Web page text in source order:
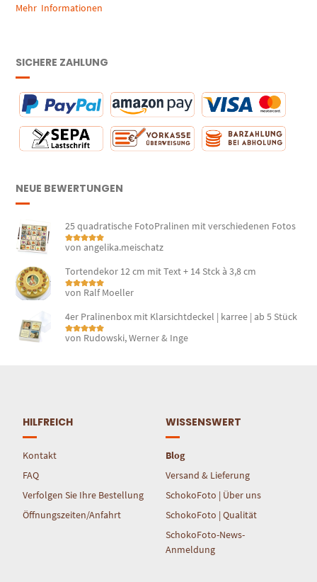
Mehr Informationen
SICHERE ZAHLUNG
NEUE BEWERTUNGEN
25 quadratische FotoPralinen mit verschiedenen Fotos
Bewertet mit
von angelika.meischatz
Tortendekor 12 cm mit Text + 14 Stck à 3,8 cm
Bewertet mit
von Ralf Moeller
4er Pralinenbox mit Klarsichtdeckel | karree | ab 5 Stück
Bewertet mit
von Rudowski, Werner & Inge
HILFREICH
Kontakt
FAQ
Verfolgen Sie Ihre Bestellung
Öffnungszeiten/Anfahrt
WISSENSWERT
Blog
Versand & Lieferung
SchokoFoto | Über uns
SchokoFoto | Qualität
SchokoFoto-News-
Anmeldung